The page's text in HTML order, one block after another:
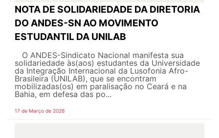
NOTA DE SOLIDARIEDADE DA DIRETORIA
DO ANDES-SN AO MOVIMENTO
ESTUDANTIL DA UNILAB
O ANDES-Sindicato Nacional manifesta sua
solidariedade às(aos) estudantes da Universidade
da Integração Internacional da Lusofonia Afro-
Brasileira (UNILAB), que se encontram
mobilizadas(os) em paralisação no Ceará e na
Bahia, em defesa das po...
17 de Março de 2026